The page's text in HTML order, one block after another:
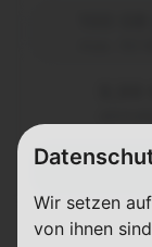
Wir setzen
von ihnen